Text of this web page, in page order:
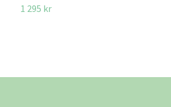
1 295 kr